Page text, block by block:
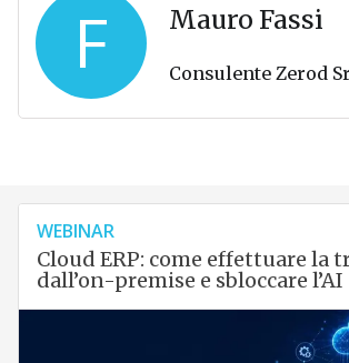
F Mauro Fassi
Consulente Zerod
WEBINAR
Cloud ERP: come effettuare la
dall’on-premise e sbloccare l’AI